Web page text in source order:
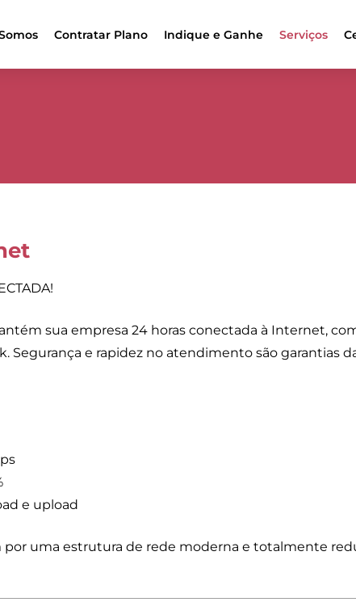
Contratar Plano Indique e Ganhe Serviços
sua empresa 24 horas conectada à Internet,
Segurança e rapidez no atendimento são garantias
e upload
por uma estrutura de rede moderna e totalmente